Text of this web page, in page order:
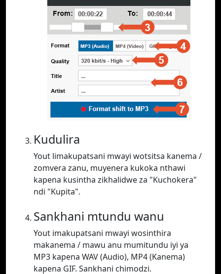
Kudulira
Yout limakupatsani mwayi wotsitsa kanema /
zomvera zanu, muyenera kukoka nthawi
kapena kusintha zikhalidwe za "Kuchokera"
ndi "Kupita".
Sankhani mtundu wanu
Yout imakupatsani mwayi wosinthira
makanema / mawu anu mumitundu iyi ya
MP3 kapena WAV (Audio), MP4 (Kanema)
kapena GIF. Sankhani chimodzi.